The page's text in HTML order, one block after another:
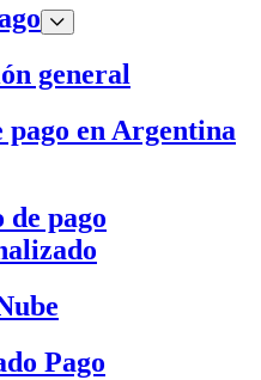
general
pago en Argentina
de pago
Pago